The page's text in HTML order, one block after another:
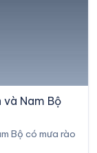
và Nam Bộ
Bộ có mưa rào